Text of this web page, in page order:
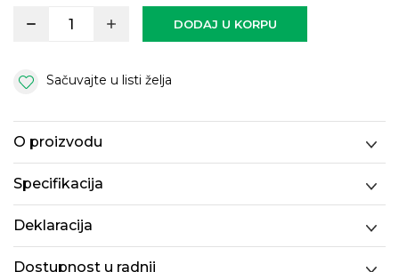
DODAJ U KORPU
Sačuvajte u listi želja
O proizvodu
Specifikacija
Deklaracija
Dostupnost u radnji